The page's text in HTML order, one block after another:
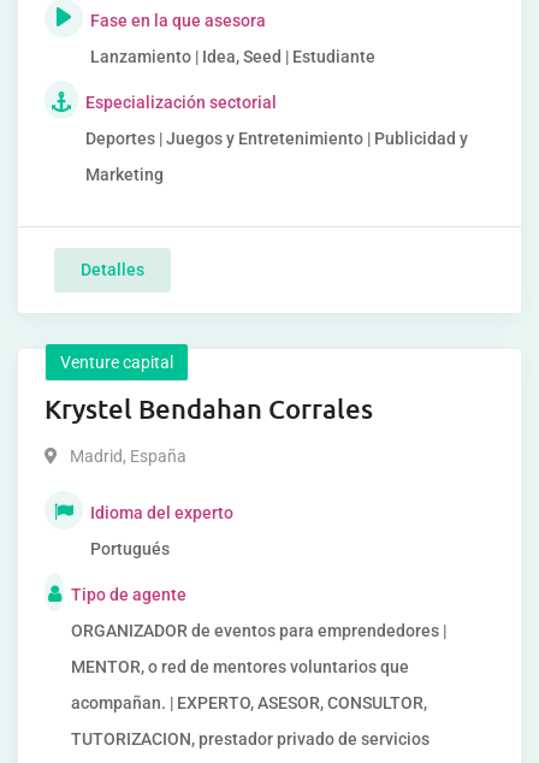
Fase en la que asesora
Lanzamiento | Idea, Seed | Estudiante
Especialización sectorial
Deportes | Juegos y Entretenimiento | Publicidad y
Marketing
Detalles
Venture capital
Krystel Bendahan Corrales
Madrid, España
Idioma del experto
Portugués
Tipo de agente
ORGANIZADOR de eventos para emprendedores |
MENTOR, o red de mentores voluntarios que
acompañan. | EXPERTO, ASESOR, CONSULTOR,
TUTORIZACION, prestador privado de servicios